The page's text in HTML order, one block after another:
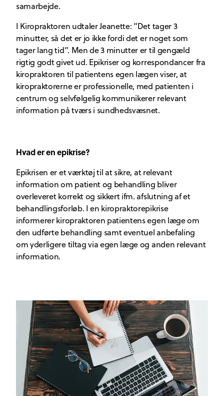
samarbejde.
I Kiropraktoren udtaler Jeanette: ”Det tager 3
minutter, så det er jo ikke fordi det er noget som
tager lang tid”. Men de 3 minutter er til gengæld
rigtig godt givet ud. Epikriser og korrespondancer fra
kiropraktoren til patientens egen lægen viser, at
kiropraktorerne er professionelle, med patienten i
centrum og selvfølgelig kommunikerer relevant
information på tværs i sundhedsvæsnet.
Hvad er en epikrise?
Epikrisen er et værktøj til at sikre, at relevant
information om patient og behandling bliver
overleveret korrekt og sikkert ifm. afslutning af et
behandlingsforløb. I en kiropraktorepikrise
informerer kiropraktoren patientens egen læge om
den udførte behandling samt eventuel anbefaling
om yderligere tiltag via egen læge og anden relevant
information.